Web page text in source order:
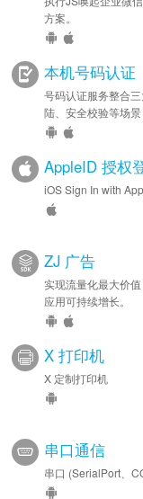
方案。
本机号码认证
号码认证服务整合
陆、安全校验等场景
AppleID 授权
iOS Sign In with
ZJ 广告
实现流量化最大价
应用可持续增长。
X 打印机
X 定制打印机
串口通信
串口 (SerialPort、